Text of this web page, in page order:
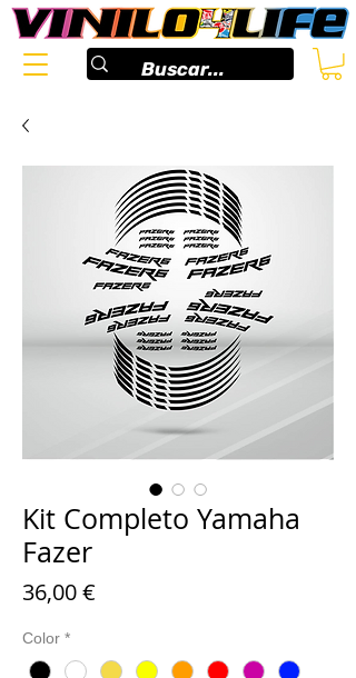
Kit Completo Yamaha
Fazer
36,00 €
Color *